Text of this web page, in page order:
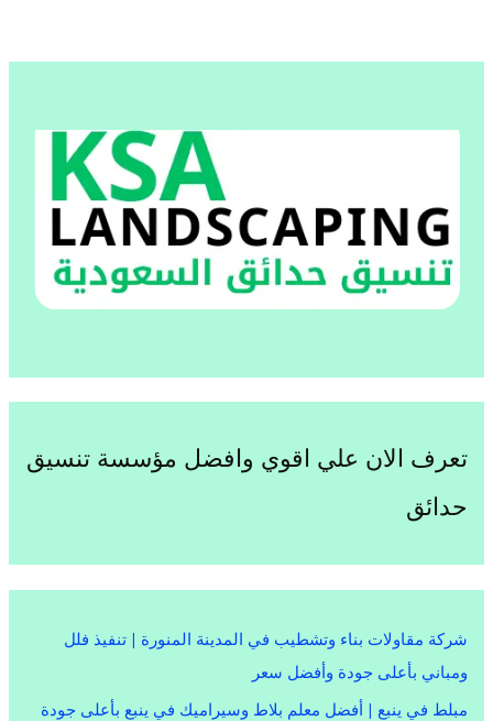
تعرف الان علي اقوي وافضل مؤسسة تنسيق
حدائق
شركة مقاولات بناء وتشطيب في المدينة المنورة | تنفيذ فلل
ومباني بأعلى جودة وأفضل سعر
مبلط في ينبع | أفضل معلم بلاط وسيراميك في ينبع بأعلى جودة